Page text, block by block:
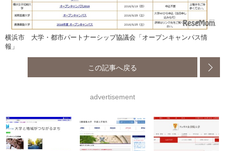
横浜市 大学・都市パートナーシップ協議会「オープンキャンパス情
報」
この記事へ戻る
advertisement